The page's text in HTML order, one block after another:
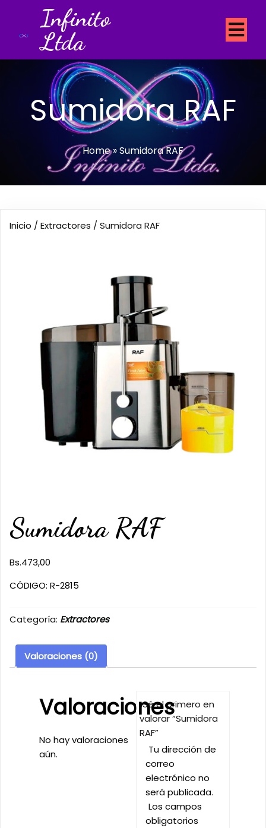
Infinito
Ltda
Sumidora RAF
Home»Sumidora RAF
Inicio /Extractores / Sumidora RAF
Sumidora RAF
Bs.473,00
CÓDIGO: R-2815
Categoría: Extractores
Valoraciones (0)
Valoraciones
No hay valoraciones
aún.
Sé el primero en
valorar “Sumidora
RAF”
Tu dirección de
correo
electrónico no
será publicada.
Los campos
obligatorios